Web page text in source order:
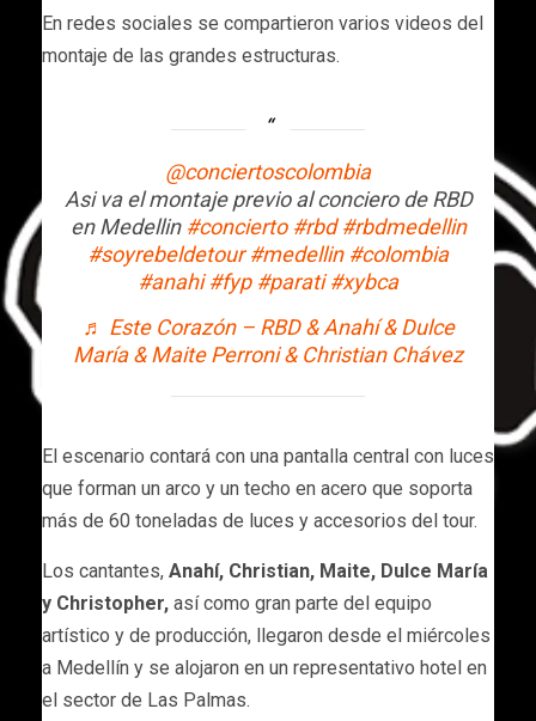
En redes sociales se compartieron varios videos del
montaje de las grandes estructuras.
@conciertoscolombia
Asi va el montaje previo al conciero de RBD
en Medellin #concierto #rbd #rbdmedellin
#soyrebeldetour #medellin #colombia
#anahi #fyp #parati #xybca
♬ Este Corazón – RBD & Anahí & Dulce
María & Maite Perroni & Christian Chávez
El escenario contará con una pantalla central con luces
que forman un arco y un techo en acero que soporta
más de 60 toneladas de luces y accesorios del tour.
Los cantantes, Anahí, Christian, Maite, Dulce María
y Christopher, así como gran parte del equipo
artístico y de producción, llegaron desde el miércoles
a Medellín y se alojaron en un representativo hotel en
el sector de Las Palmas.